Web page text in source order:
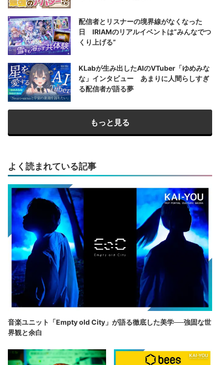
配信者とリスナーの境界線がなくなった
日 IRIAMのリアルイベントは“みんなでつ
くり上げる”
KLabが生み出したAIのVTuber「ゆめみな
な」インタビュー あまりに人間らしすぎ
る配信者が語る夢
もっと見る
よく読まれている記事
音楽ユニット「Empty old City」が語る徹底した美学──強固な世
界観と余白